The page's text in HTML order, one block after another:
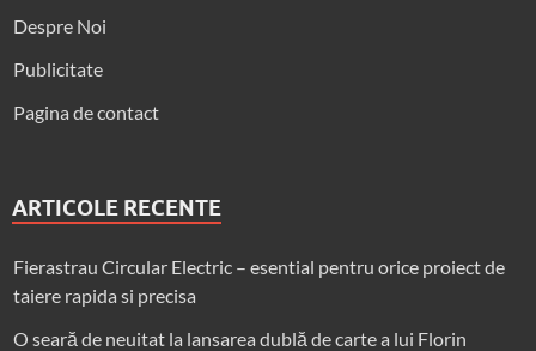
Despre Noi
Publicitate
Pagina de contact
ARTICOLE RECENTE
Fierastrau Circular Electric – esential pentru orice proiect de
taiere rapida si precisa
O seară de neuitat la lansarea dublă de carte a lui Florin